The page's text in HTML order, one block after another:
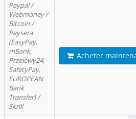
Paypal /
Webmoney /
Bitcoin /
Paysera
(EasyPay,
mBank,
Przelewy24,
SafetyPay,
EUROPEAN
Bank
Transfer) /
Skrill
Acheter